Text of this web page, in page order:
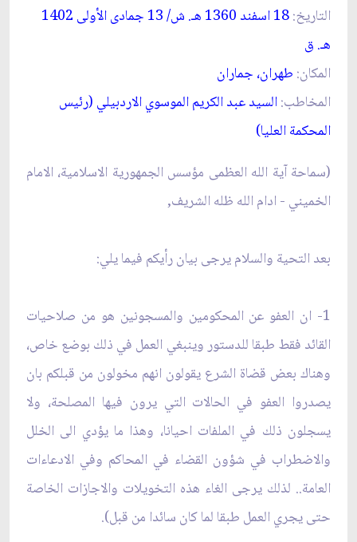
التاريخ:18 اسفند 1360 ه ـ
. ش/ 13 جمادى الأولى 1402
هـ. ق‏
المكان: طهران، جماران‏
المخاطب:السيد عبد الكريم الموسوي الاردبيلي (رئيس
المحكمة العليا)
(سماحة آية الله العظمى مؤسس الجمهورية الاسلامية، الامام
الخميني - ادام الله ظله الشريف,
بعد التحية والسلام يرجى بيان رأيكم فيما يلي:
1- ان العفو عن المحكومين والمسجونين هو من صلاحيات
القائد فقط طبقا للدستور وينبغي العمل في ذلك بوضع خاص،
وهناك بعض قضاة الشرع يقولون انهم مخولون من قبلكم بان
يصدروا العفو في الحالات التي يرون فيها المصلحة، ولا
يسجلون ذلك في الملفات احيانا، وهذا ما يؤدي الى الخلل
والاضطراب في شؤون القضاء في المحاكم وفي الادعاءات
العامة.. لذلك يرجى الغاء هذه التخويلات والاجازات الخاصة
حتى يجري العمل طبقا لما كان سائدا من قبل‏)
.